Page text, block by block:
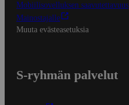
Mobiilisovelluksen saavutettavuus
Mainostajalle
Muuta evästeasetuksia
S-ryhmän palvelut